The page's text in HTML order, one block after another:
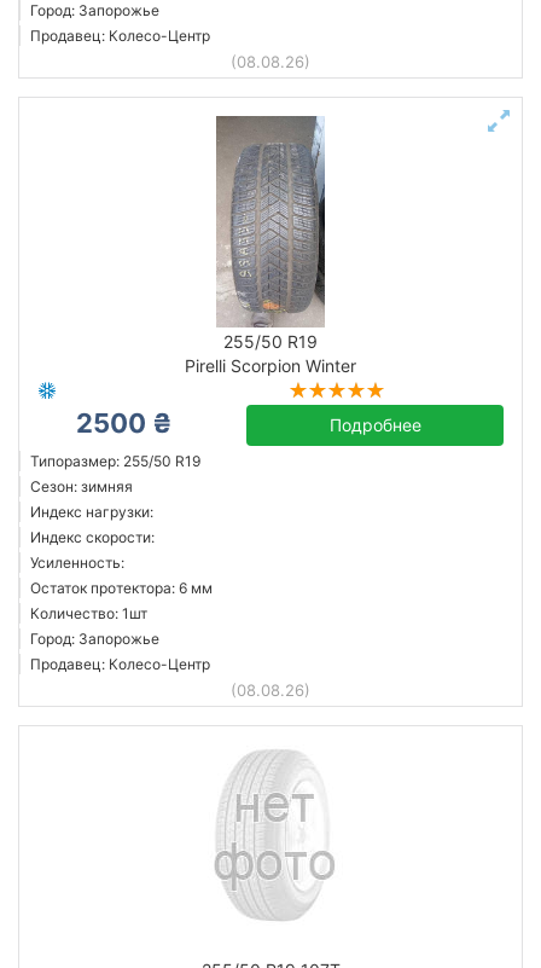
Город: Запорожье
Продавец: Колесо-Центр
(08.08.26)
255/50 R19
Pirelli Scorpion Winter
2500 ₴ Подробнее
Типоразмер: 255/50 R19
Сезон: зимняя
Индекс нагрузки:
Индекс скорости:
Усиленность:
Остаток протектора: 6 мм
Количество: 1шт
Город: Запорожье
Продавец: Колесо-Центр
(08.08.26)